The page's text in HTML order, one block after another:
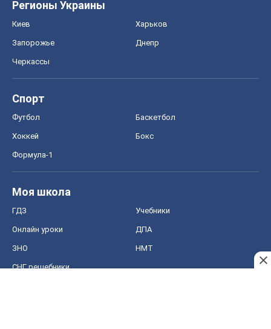
Регионы Украины
Киев Харьков
Запорожье Днепр
Черкассы
Спорт
Футбол Баскетбол
Хоккей Бокс
Формула-1
Моя школа
ГДЗ Учебники
Онлайн уроки ДПА
ЗНО НМТ
СНГ решебники